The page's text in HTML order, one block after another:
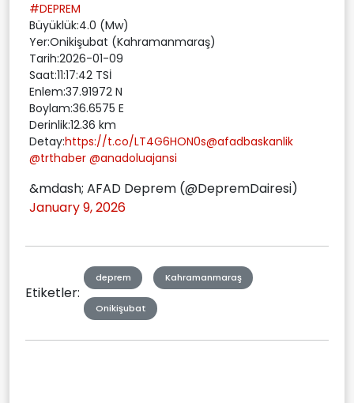
#DEPREM
Büyüklük:4.0 (Mw)
Yer:Onikişubat (Kahramanmaraş)
Tarih:2026-01-09
Saat:11:17:42 TSİ
Enlem:37.91972 N
Boylam:36.6575 E
Derinlik:12.36 km
Detay:https://t.co/LT4G6HON0s@afadbaskanlik
@trthaber @anadoluajansi
&mdash; AFAD Deprem (@DepremDairesi)
January 9, 2026
Etiketler:
deprem Kahramanmaraş
Onikişubat